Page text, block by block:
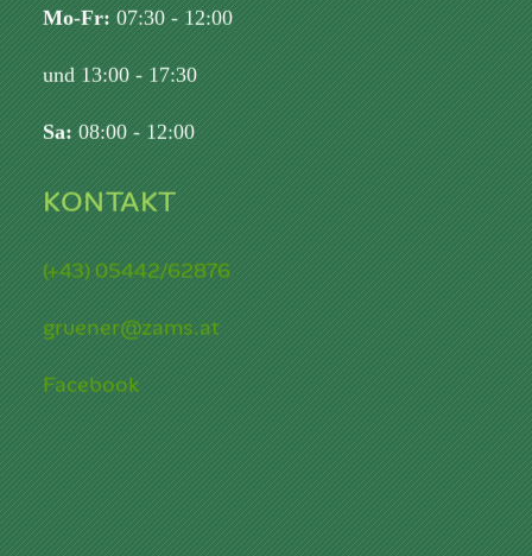
Mo-Fr: 07:30 - 12:00
und 13:00 - 17:30
Sa: 08:00 - 12:00
KONTAKT
(+43) 05442/62876
gruener@zams.at
Facebook